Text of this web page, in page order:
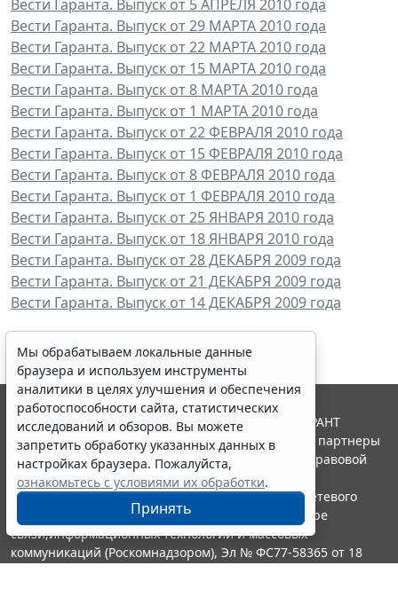
Вести Гаранта. Выпуск от 5 АПРЕЛЯ 2010 года
Вести Гаранта. Выпуск от 29 МАРТА 2010 года
Вести Гаранта. Выпуск от 22 МАРТА 2010 года
Вести Гаранта. Выпуск от 15 МАРТА 2010 года
Вести Гаранта. Выпуск от 8 МАРТА 2010 года
Вести Гаранта. Выпуск от 1 МАРТА 2010 года
Вести Гаранта. Выпуск от 22 ФЕВРАЛЯ 2010 года
Вести Гаранта. Выпуск от 15 ФЕВРАЛЯ 2010 года
Вести Гаранта. Выпуск от 8 ФЕВРАЛЯ 2010 года
Вести Гаранта. Выпуск от 1 ФЕВРАЛЯ 2010 года
Вести Гаранта. Выпуск от 25 ЯНВАРЯ 2010 года
Вести Гаранта. Выпуск от 18 ЯНВАРЯ 2010 года
Вести Гаранта. Выпуск от 28 ДЕКАБРЯ 2009 года
Вести Гаранта. Выпуск от 21 ДЕКАБРЯ 2009 года
Вести Гаранта. Выпуск от 14 ДЕКАБРЯ 2009 года
Мы обрабатываем локальные данные
браузера и используем инструменты
аналитики в целях улучшения и обеспечения
работоспособности сайта, статистических
исследований и обзоров. Вы можете
запретить обработку указанных данных в
настройках браузера. Пожалуйста,
ознакомьтесь с условиями их обработки.
Принять
© ООО "НПП "ГАРАНТ-СЕРВИС", 2026. Система ГАРАНТ
выпускается с 1990 года. Компания "Гарант" и ее партнеры
являются участниками Российской ассоциации правовой
информации ГАРАНТ.
Портал ГАРАНТ.РУ зарегистрирован в качестве сетевого
издания Федеральной службой по надзору в сфере
связи,информационных технологий и массовых
коммуникаций (Роскомнадзором), Эл № ФС77-58365 от 18